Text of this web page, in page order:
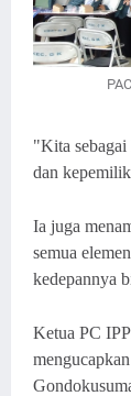
"Kita sebagai
dan
Ia juga
semua
kedepannya
Ketua PC